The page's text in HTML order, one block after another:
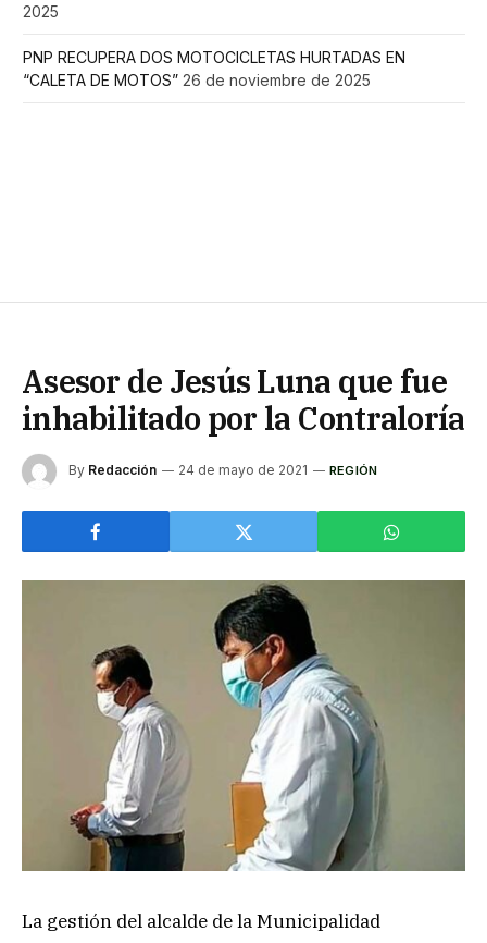
2025
PNP RECUPERA DOS MOTOCICLETAS HURTADAS EN
“CALETA DE MOTOS” 26 de noviembre de 2025
Asesor de Jesús Luna que fue
inhabilitado por la Contraloría
By Redacción 24 de mayo de 2021 REGIÓN
La gestión del alcalde de la Municipalidad